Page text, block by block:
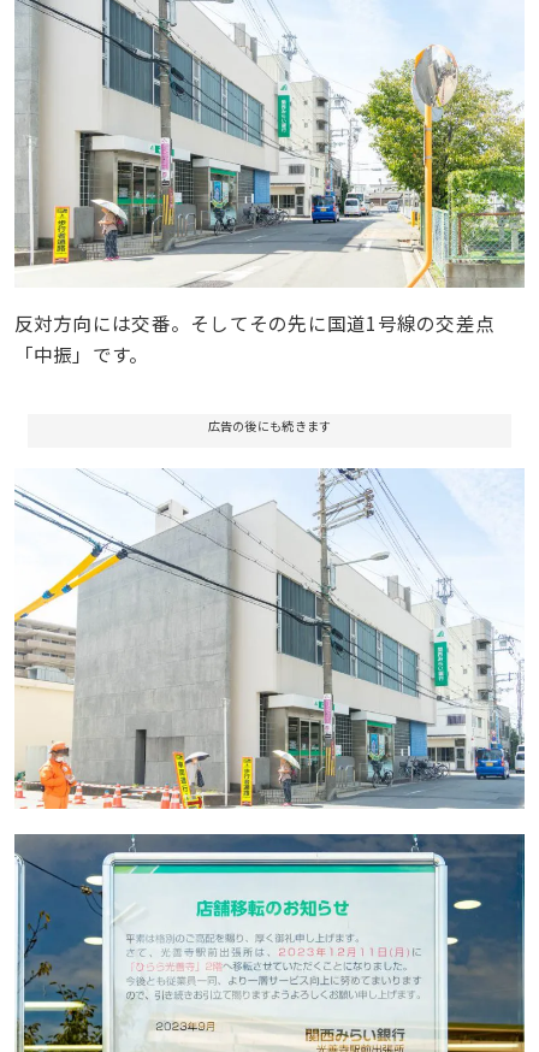
反対方向には交番。そしてその先に国道1号線の交差点
「中振」です。
広告の後にも続きます